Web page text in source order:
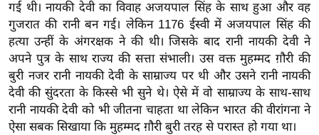
इं
डि
या
सा
हि
त्य
ज
गई थी। नायकी देवी का विवाह अजयपाल सिंह के साथ हुआ और वह
गुजरात की रानी बन गई। लेकिन 1176 ईस्वी में अजयपाल सिंह की
हत्या उन्हीं के अंगरक्षक ने की थी। जिसके बाद रानी नायकी देवी ने
अपने पुत्र के साथ राज्य की सत्ता संभाली। उस वक्त मुहम्मद ग़ौरी की
बुरी नजर रानी नायकी देवी के साम्राज्य पर थी और उसने रानी नायकी
देवी की सुंदरता के किस्से भी सुने थे। ऐसे में वो साम्राज्य के साथ-साथ
रानी नायकी देवी को भी जीतना चाहता था लेकिन भारत की वीरांगना ने
ऐसा सबक सिखाया कि मुहम्मद ग़ौरी बुरी तरह से परास्त हो गया था।